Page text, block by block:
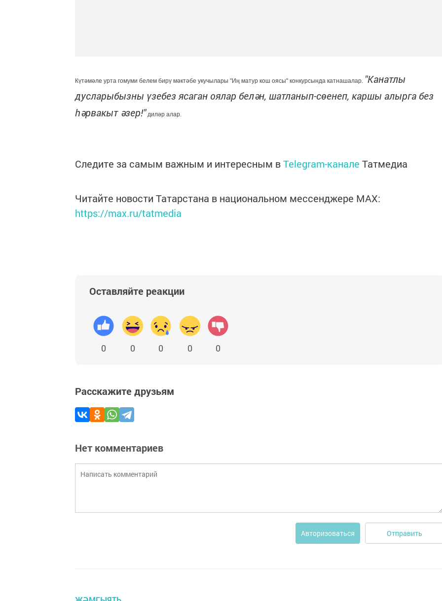
Күтәмәле урта гомуми белем бирү мәктәбе укучылары "Иң матур кош оясы" конкурсында катнашалар. "Канатлы
дусларыбызны үзебез ясаган оялар белән, шатланып-сөенеп, каршы алырга без
һәрвакыт әзер!" диләр алар.
Следите за самым важным и интересным вTelegram-канале Татмедиа
Читайте новости Татарстана в национальном мессенджере MАХ:
https://max.ru/tatmedia
Оставляйте реакции
0 0 0 0 0
Расскажите друзьям
Нет комментариев
Авторизоваться Отправить